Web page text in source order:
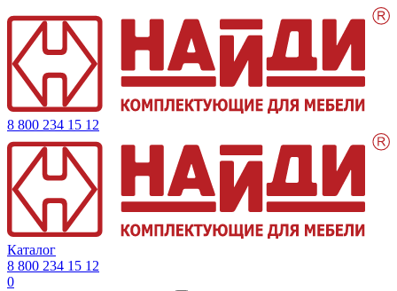
8 800 234 15 12
Каталог
8 800 234 15 12
0